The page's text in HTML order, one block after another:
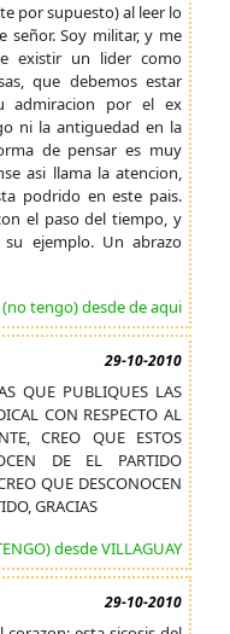
por supuesto) al leer lo
señor. Soy militar, y me
existir un lider como
que debemos estar
admiracion por el ex
ni la antiguedad en la
de pensar es muy
asi llama la atencion,
podrido en este pais.
el paso del tiempo, y
ejemplo. Un abrazo
tengo) desde de aqui
29-10-2010
QUE PUBLIQUES LAS
CON RESPECTO AL
CREO QUE ESTOS
DE EL PARTIDO
QUE DESCONOCEN
GRACIAS
desde VILLAGUAY
29-10-2010